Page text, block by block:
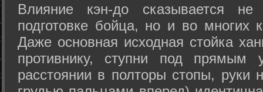
Влияние кэн-до сказывается не
подготовке бойца, но и во многих
Даже основная исходная стойка
противнику, ступни под прямым
расстоянии в полторы стопы, руки